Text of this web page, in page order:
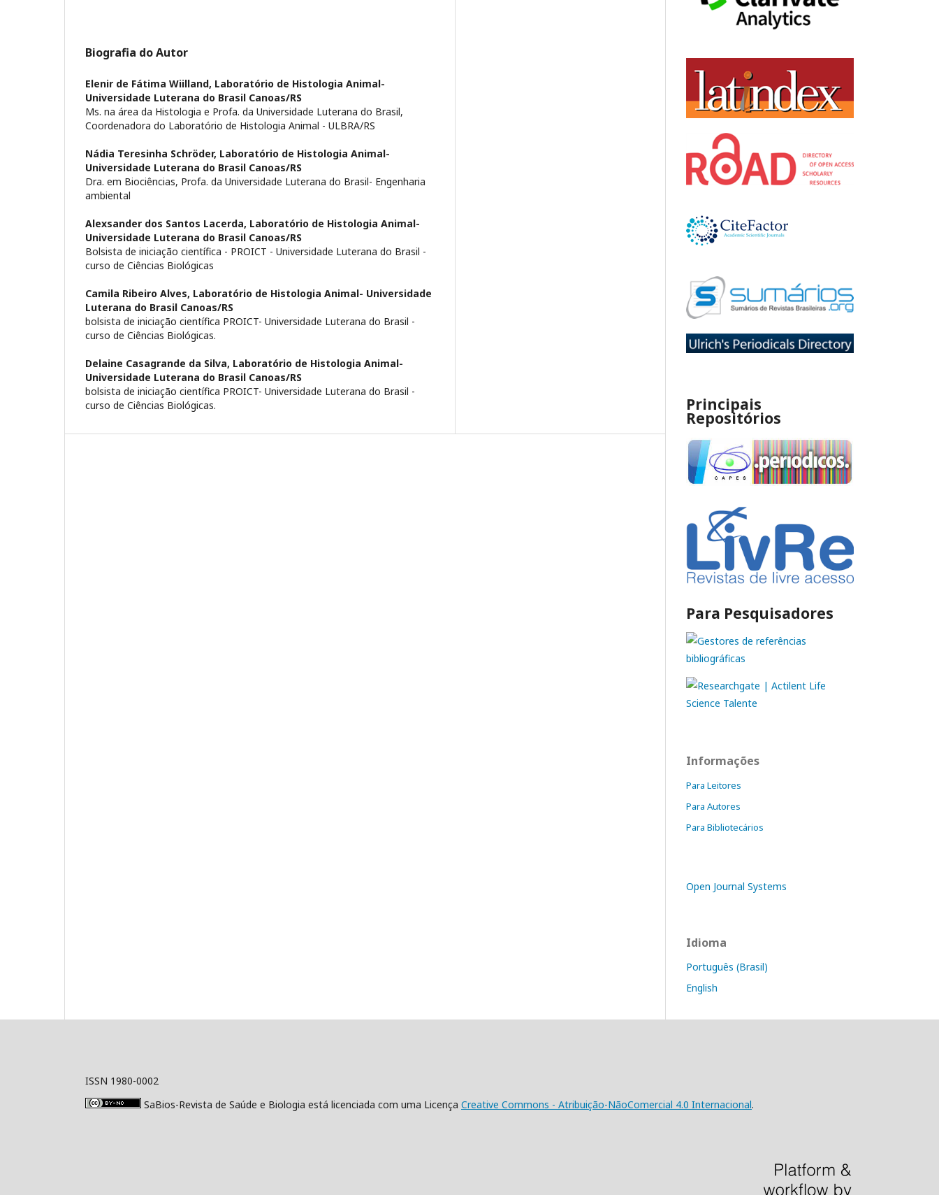
Biografia do Autor
Elenir de Fátima Wiilland, Laboratório de Histologia Animal-
Universidade Luterana do Brasil Canoas/RS
Ms. na área da Histologia e Profa. da Universidade Luterana do Brasil,
Coordenadora do Laboratório de Histologia Animal - ULBRA/RS
Nádia Teresinha Schröder, Laboratório de Histologia Animal-
Universidade Luterana do Brasil Canoas/RS
Dra. em Biociências, Profa. da Universidade Luterana do Brasil- Engenharia
ambiental
Alexsander dos Santos Lacerda, Laboratório de Histologia Animal-
Universidade Luterana do Brasil Canoas/RS
Bolsista de iniciação cientí­fica - PROICT - Universidade Luterana do Brasil -
curso de Ciências Biológicas
Camila Ribeiro Alves, Laboratório de Histologia Animal- Universidade
Luterana do Brasil Canoas/RS
bolsista de iniciação cientí­fica PROICT- Universidade Luterana do Brasil -
curso de Ciências Biológicas.
Delaine Casagrande da Silva, Laboratório de Histologia Animal-
Universidade Luterana do Brasil Canoas/RS
bolsista de iniciação cientí­fica PROICT- Universidade Luterana do Brasil -
curso de Ciências Biológicas.
Principais
Repositórios
Para Pesquisadores
Informações
Para Leitores
Para Autores
Para Bibliotecários
Open Journal Systems
Idioma
Português (Brasil)
English
ISSN 1980-0002
SaBios-Revista de Saúde e Biologia está licenciada com uma Licença Creative Commons - Atribuição-NãoComercial 4.0 Internacional.